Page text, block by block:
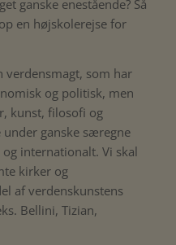
ganske enestående? Så
en højskolerejse for
verdensmagt, som har
og politisk, men
kunst, filosofi og
ganske særegne
internationalt. Vi skal
kirker og
af verdenskunstens
Bellini, Tizian,